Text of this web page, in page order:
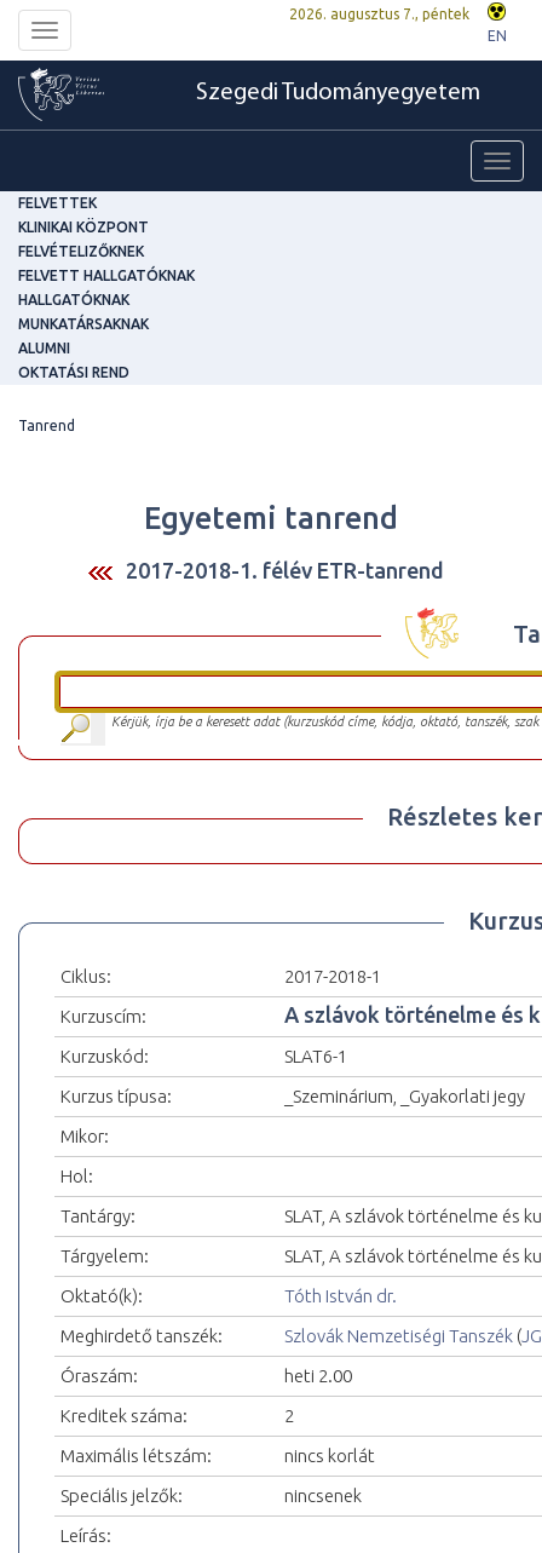
Toggle
navigation
2026. augusztus 7., péntek
EN
Szegedi Tudományegyetem
FELVETTEK
KLINIKAI KÖZPONT
FELVÉTELIZŐKNEK
FELVETT HALLGATÓKNAK
HALLGATÓKNAK
MUNKATÁRSAKNAK
ALUMNI
OKTATÁSI REND
Tanrend
Egyetemi tanrend
2017-2018-1. félév ETR-tanrend
Kérjük, írja be a keresett adat (kurzuskód címe, kódja, oktató, tanszék,
Részletes
Ciklus:
2017-2018-1
Kurzuscím:
A szlávok történelme és
Kurzuskód:
SLAT6-1
Kurzus típusa:
_Szeminárium, _Gyakorlati jegy
Mikor:
Hol:
Tantárgy:
SLAT, A szlávok történelme és
Tárgyelem:
SLAT, A szlávok történelme és
Oktató(k):
Tóth István dr.
Meghirdető tanszék:
Szlovák Nemzetiségi Tanszék (
Óraszám:
heti 2.00
Kreditek száma:
2
Maximális létszám:
nincs korlát
Speciális jelzők:
nincsenek
Leírás: